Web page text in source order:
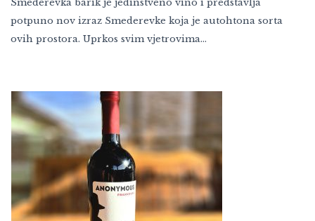
potpuno nov izraz Smederevke koja je autohtona sorta
ovih prostora. Uprkos svim vjetrovima…